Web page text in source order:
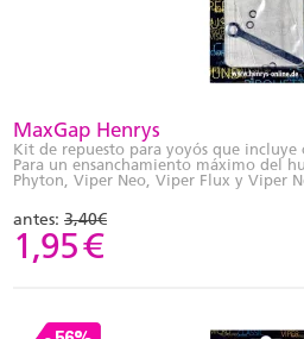
MaxGap Henrys
Kit de repuesto para yoyós que incluye
Para un ensanchamiento máximo del
Phyton, Viper Neo, Viper Flux y Viper
antes: 3,40€
1,95€